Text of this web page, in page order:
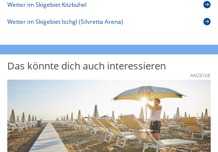
Wetter im Skigebiet Kitzbühel
Wetter im Skigebiet Ischgl (Silvretta Arena)
Das könnte dich auch interessieren
ANZEIGE